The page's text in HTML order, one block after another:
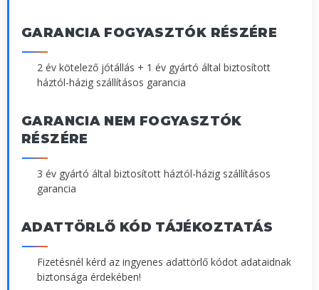
GARANCIA FOGYASZTÓK RÉSZÉRE
2 év kötelező jótállás + 1 év gyártó által biztosított
háztól-házig szállításos garancia
GARANCIA NEM FOGYASZTÓK
RÉSZÉRE
3 év gyártó által biztosított háztól-házig szállításos
garancia
ADATTÖRLŐ KÓD TÁJÉKOZTATÁS
Fizetésnél kérd az ingyenes adattörlő kódot adataidnak
biztonsága érdekében!